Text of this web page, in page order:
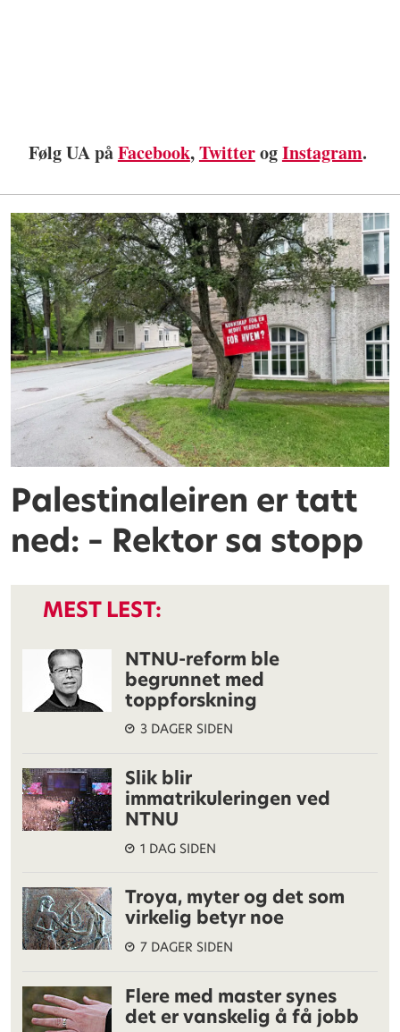
Følg UA påFacebook,TwitterogInstagram.
Palestinaleiren er tatt
ned: – Rektor sa stopp
MEST LEST:
NTNU-reform ble
begrunnet med
toppforskning
3 DAGER SIDEN
Slik blir
immatrikuleringen ved
NTNU
1 DAG SIDEN
Troya, myter og det som
virkelig betyr noe
7 DAGER SIDEN
Flere med master synes
det er vanskelig å få jobb